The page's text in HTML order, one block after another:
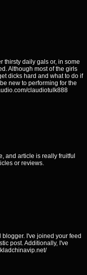
thirsty daily gals or, in some
Although most of the girls
dicks hard and what to do if
new to performing for the
claudiotulk888
and article is really fruitful
or reviews.
I've joined your feed
post. Additionally, I've